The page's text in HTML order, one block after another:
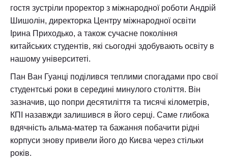
гостя зустріли проректор з міжнародної роботи Андрій
Шишолін, директорка Центру міжнародної освіти
Ірина Приходько, а також сучасне покоління
китайських студентів, які сьогодні здобувають освіту в
нашому університеті.
Пан Ван Гуанці поділився теплими спогадами про свої
студентські роки в середині минулого століття. Він
зазначив, що попри десятиліття та тисячі кілометрів,
КПІ назавжди залишився в його серці. Саме глибока
вдячність альма-матер та бажання побачити рідні
корпуси знову привели його до Києва через стільки
років.